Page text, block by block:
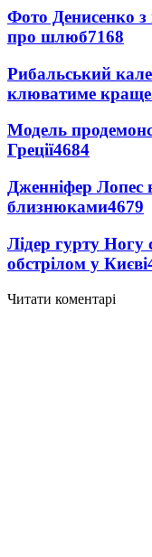
Фото Денисенко
про шлюб7168
Рибальський
клюватиме краще
Модель
Греції4684
Дженніфер Лопес
близнюками4679
Лідер гурту Ногу
обстрілом у Києві
Читати коментарі